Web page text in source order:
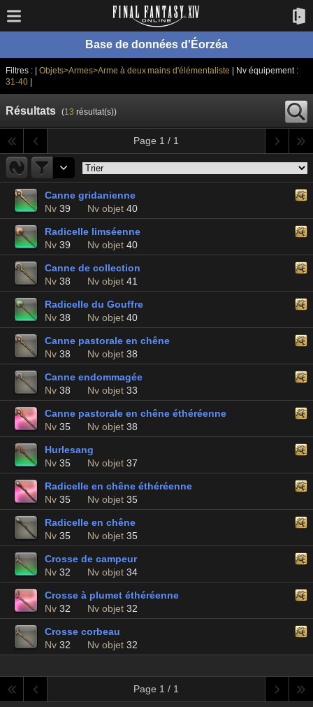
Base de données d'Éorzéa
Filtres : | Objets>Armes>Arme à deux mains d'élémentaliste
| Nv équipement :
31-40|
Résultats (13 résultat(s))
Page 1 / 1
Canne gridanienne
Nv 39 Nv objet 40
Radicelle limséenne
Nv 39 Nv objet 40
Canne de collection
Nv 38 Nv objet 41
Radicelle du Gouffre
Nv 38 Nv objet 40
Canne pastorale en chêne
Nv 38 Nv objet 38
Canne endommagée
Nv 38 Nv objet 33
Canne pastorale en chêne éthéréenne
Nv 35 Nv objet 38
Hurlesang
Nv 35 Nv objet 37
Radicelle en chêne éthéréenne
Nv 35 Nv objet 35
Radicelle en chêne
Nv 35 Nv objet 35
Crosse de campeur
Nv 32 Nv objet 34
Crosse à plumet éthéréenne
Nv 32 Nv objet 32
Crosse corbeau
Nv 32 Nv objet 32
Page 1 / 1